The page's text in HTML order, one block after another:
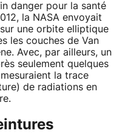
danger pour la santé
la NASA envoyait
une orbite elliptique
les couches de Van
Avec, par ailleurs, un
seulement quelques
la trace
de radiations en